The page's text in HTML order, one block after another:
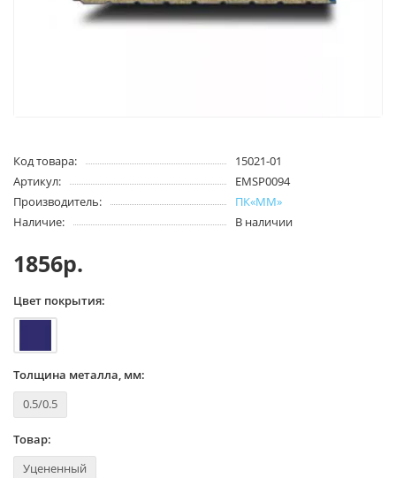
Код товара:
15021-01
Артикул:
EMSP0094
Производитель:
ПК«ММ»
Наличие:
В наличии
1856р.
Цвет покрытия:
Толщина металла, мм:
0.5/0.5
Товар:
Уцененный